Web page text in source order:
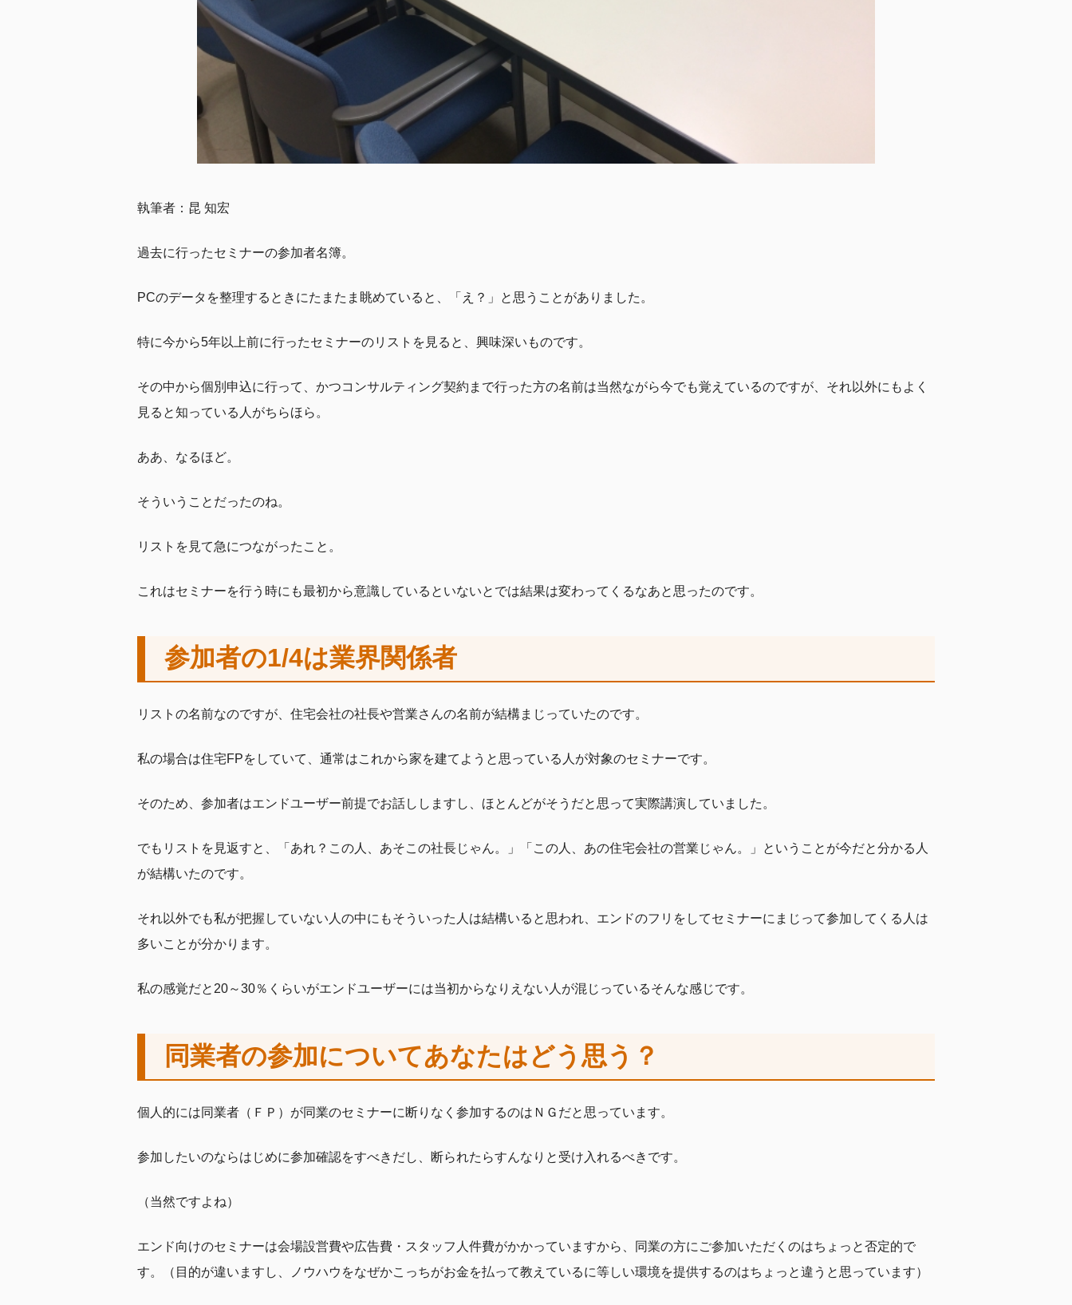
執筆者：昆 知宏
過去に行ったセミナーの参加者名簿。
PCのデータを整理するときにたまたま眺めていると、「え？」と思うことがありました。
特に今から5年以上前に行ったセミナーのリストを見ると、興味深いものです。
その中から個別申込に行って、かつコンサルティング契約まで行った方の名前は当然ながら今でも覚えているのですが、それ以外にもよく
見ると知っている人がちらほら。
ああ、なるほど。
そういうことだったのね。
リストを見て急につながったこと。
これはセミナーを行う時にも最初から意識しているといないとでは結果は変わってくるなあと思ったのです。
参加者の1/4は業界関係者
リストの名前なのですが、住宅会社の社長や営業さんの名前が結構まじっていたのです。
私の場合は住宅FPをしていて、通常はこれから家を建てようと思っている人が対象のセミナーです。
そのため、参加者はエンドユーザー前提でお話ししますし、ほとんどがそうだと思って実際講演していました。
でもリストを見返すと、「あれ？この人、あそこの社長じゃん。」「この人、あの住宅会社の営業じゃん。」ということが今だと分かる人
が結構いたのです。
それ以外でも私が把握していない人の中にもそういった人は結構いると思われ、エンドのフリをしてセミナーにまじって参加してくる人は
多いことが分かります。
私の感覚だと20～30％くらいがエンドユーザーには当初からなりえない人が混じっているそんな感じです。
同業者の参加についてあなたはどう思う？
個人的には同業者（ＦＰ）が同業のセミナーに断りなく参加するのはＮＧだと思っています。
参加したいのならはじめに参加確認をすべきだし、断られたらすんなりと受け入れるべきです。
（当然ですよね）
エンド向けのセミナーは会場設営費や広告費・スタッフ人件費がかかっていますから、同業の方にご参加いただくのはちょっと否定的で
す。（目的が違いますし、ノウハウをなぜかこっちがお金を払って教えているに等しい環境を提供するのはちょっと違うと思っています）